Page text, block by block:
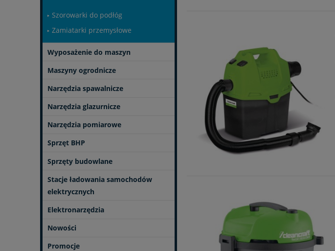
Szorowarki do podłóg
Zamiatarki przemysłowe
Wyposażenie do maszyn
Maszyny ogrodnicze
Narzędzia spawalnicze
Narzędzia glazurnicze
Narzędzia pomiarowe
Sprzęt BHP
Sprzęty budowlane
Stacje ładowania samochodów
elektrycznych
Elektronarzędzia
Nowości
Promocje